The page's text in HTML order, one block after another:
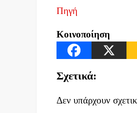
Πηγή
Κοινοποίηση
Σχετικά:
Δεν υπάρχουν